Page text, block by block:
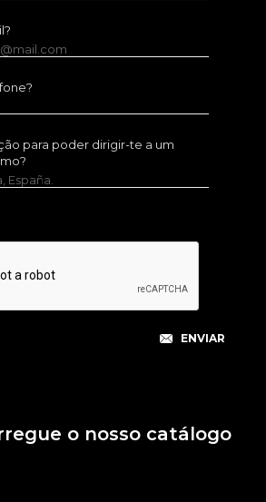
para poder dirigir-te a um
España.
o nosso catálogo